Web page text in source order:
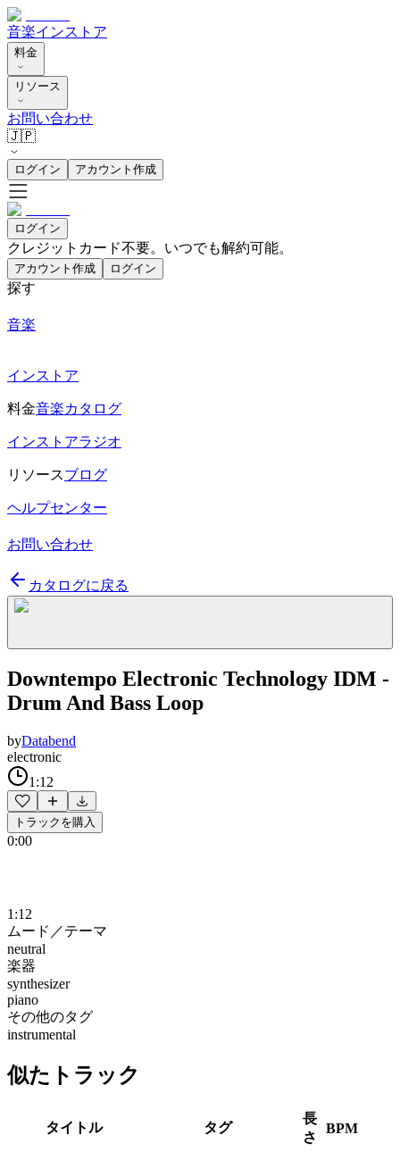
音楽インストア
料金
リソース
お問い合わせ
🇯🇵
ログイン アカウント作成
ログイン
クレジットカード不要。いつでも解約可能。
アカウント作成 ログイン
探す
音楽
インストア
料金音楽カタログ
インストアラジオ
リソースブログ
ヘルプセンター
お問い合わせ
カタログに戻る
Downtempo Electronic Technology IDM -
Drum And Bass Loop
byDatabend
electronic
1:12
トラックを購入
0:00
1:12
ムード／テーマ
neutral
楽器
synthesizer
piano
その他のタグ
instrumental
似たトラック
タイトル タグ
長
さ
BPM